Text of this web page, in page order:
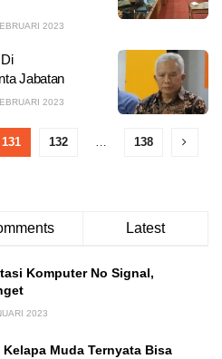
2023
Jabatan
2023
131 132 … 138
Latest
Komputer No Signal,
2023
Muda Ternyata Bisa